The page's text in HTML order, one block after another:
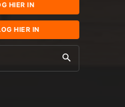
HIER IN
HIER IN